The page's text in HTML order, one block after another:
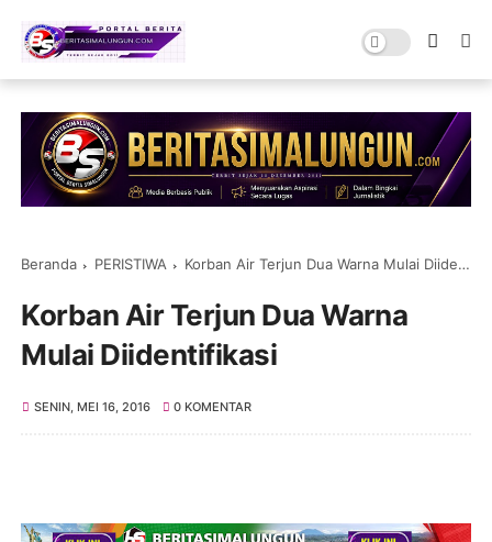
Beranda PERISTIWA Korban Air Terjun Dua Warna Mulai Diidentifikasi
Korban Air Terjun Dua Warna
Mulai Diidentifikasi
SENIN, MEI 16, 2016 0 KOMENTAR